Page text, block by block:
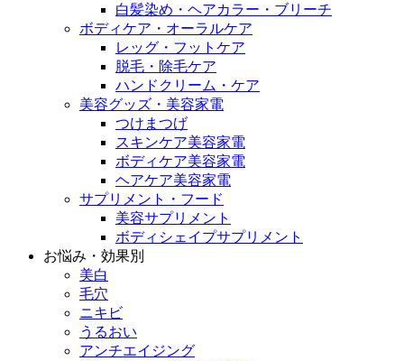
白髪染め・ヘアカラー・ブリーチ
ボディケア・オーラルケア
レッグ・フットケア
脱毛・除毛ケア
ハンドクリーム・ケア
美容グッズ・美容家電
つけまつげ
スキンケア美容家電
ボディケア美容家電
ヘアケア美容家電
サプリメント・フード
美容サプリメント
ボディシェイプサプリメント
お悩み・効果別
美白
毛穴
ニキビ
うるおい
アンチエイジング